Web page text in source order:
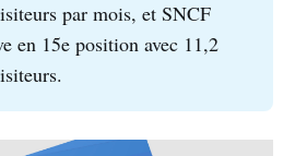
par mois, et SNCF
en 15e position avec 11,2